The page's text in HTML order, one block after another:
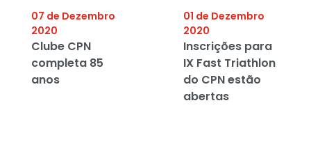
07 de Dezembro
2020
Clube CPN
completa 85
anos
01 de Dezembro
2020
Inscrições para
IX Fast Triathlon
do CPN estão
abertas